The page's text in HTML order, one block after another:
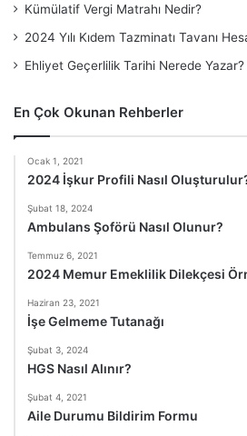
Kümülatif Vergi Matrahı Nedir?
2024 Yılı Kıdem Tazminatı Tavanı
Ehliyet Geçerlilik Tarihi Nerede Yazar?
En Çok Okunan Rehberler
Ocak 1, 2021
2024 İşkur Profili Nasıl
Şubat 18, 2024
Ambulans Şoförü Nasıl Olunur?
Temmuz 6, 2021
2024 Memur Emeklilik Dilekçesi
Haziran 23, 2021
İşe Gelmeme Tutanağı
Şubat 3, 2024
HGS Nasıl Alınır?
Şubat 4, 2021
Aile Durumu Bildirim Formu